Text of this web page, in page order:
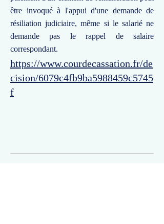
être invoqué à l'appui d'une demande de
résiliation judiciaire, même si le salarié ne
demande pas le rappel de salaire
correspondant.
https://www.courdecassation.fr/de
cision/6079c4fb9ba5988459c5745
f